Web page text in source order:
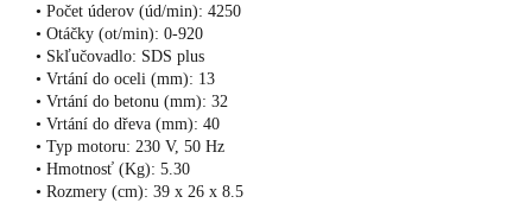
• Počet úderov (úd/min): 4250
• Otáčky (ot/min): 0-920
• Skľučovadlo: SDS plus
• Vrtání do oceli (mm): 13
• Vrtání do betonu (mm): 32
• Vrtání do dřeva (mm): 40
• Typ motoru: 230 V, 50 Hz
• Hmotnosť (Kg): 5.30
• Rozmery (cm): 39 x 26 x 8.5